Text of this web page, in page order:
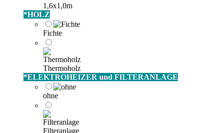
1,6x1,0m
*HOLZ
Fichte
Thermoholz
*ELEKTROHEIZER und FILTERANLAGE
ohne
Filteranlage